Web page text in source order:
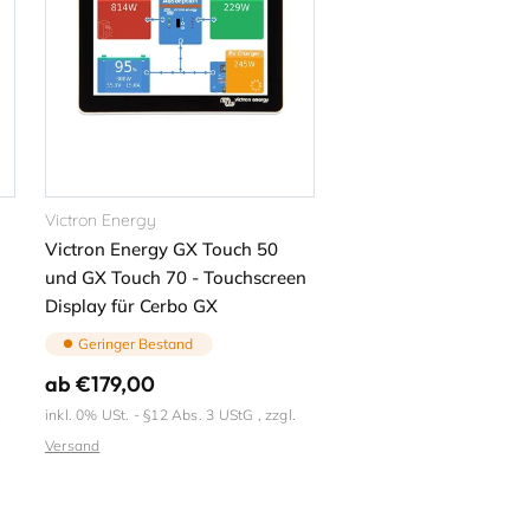
Victron Energy
Victron Energy GX Touch 50
und GX Touch 70 - Touchscreen
Display für Cerbo GX
Geringer Bestand
Normaler
Preis
ab €179,00
inkl. 0% USt. - §12 Abs. 3 UStG , zzgl.
Versand